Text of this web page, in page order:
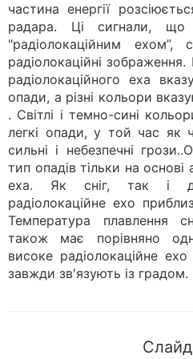
частина енергії
радара. Ці сигнали, що
"радіолокаційним
радіолокаційні
радіолокаційного еха
опади, а різні кольори
. Світлі і темно-сині
легкі опади, у той час як
сильні і небезпечні
тип опадів тільки на основі
еха. Як сніг, так і
радіолокаційне ехо
Температура плавлення
також має порівняно
високе радіолокаційне
завжди зв'язують із градом.